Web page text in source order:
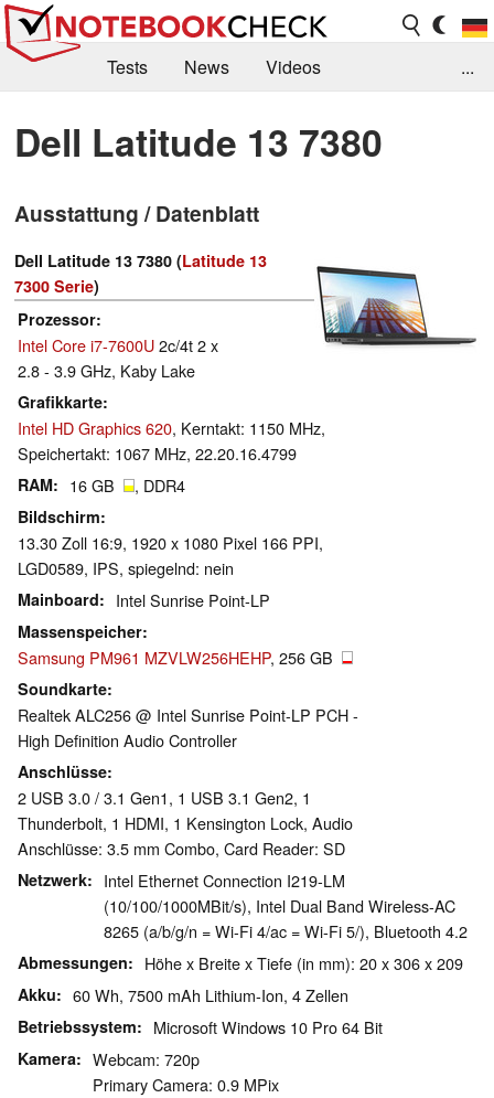
Tests News
Videos
Kaufberatung
Deals Suche
Jobs
Forum
...
Dell Latitude 13 7380
Ausstattung / Datenblatt
Dell Latitude 13 7380 (Latitude 13
7300 Serie)
Prozessor
Intel Core i7-7600U2c/4t 2 x
2.8 - 3.9 GHz, Kaby Lake
Grafikkarte
Intel HD Graphics 620, Kerntakt: 1150 MHz,
Speichertakt: 1067 MHz, 22.20.16.4799
RAM 16 GB , DDR4
Bildschirm
13.30 Zoll 16:9, 1920 x 1080 Pixel 166 PPI,
LGD0589, IPS, spiegelnd: nein
Mainboard Intel Sunrise Point-LP
Massenspeicher
Samsung PM961 MZVLW256HEHP, 256 GB
Soundkarte
Realtek ALC256 @ Intel Sunrise Point-LP PCH -
High Definition Audio Controller
Anschlüsse
2 USB 3.0 / 3.1 Gen1, 1 USB 3.1 Gen2, 1
Thunderbolt, 1 HDMI, 1 Kensington Lock, Audio
Anschlüsse: 3.5 mm Combo, Card Reader: SD
Netzwerk
Intel Ethernet Connection I219-LM
(10/100/1000MBit/s), Intel Dual Band Wireless-AC
8265 (a/b/g/n = Wi-Fi 4/ac = Wi-Fi 5/), Bluetooth 4.2
Abmessungen Höhe x Breite x Tiefe (in mm): 20 x 306 x 209
Akku 60 Wh, 7500 mAh Lithium-Ion, 4 Zellen
Betriebssystem Microsoft Windows 10 Pro 64 Bit
Kamera
Webcam: 720p
Primary Camera: 0.9 MPix